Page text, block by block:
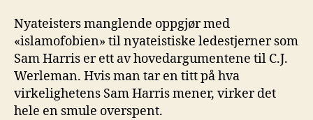
Nyateisters manglende oppgjør med
«islamofobien» til nyateistiske ledestjerner som
Sam Harris er ett av hovedargumentene til C.J.
Werleman. Hvis man tar en titt på hva
virkelighetens Sam Harris mener, virker det
hele en smule overspent.